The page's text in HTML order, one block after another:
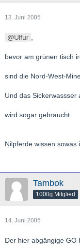
13. Juni 2005
Ulfur ,
bevor am grünen tisch
sind die Nord-West-
Und das Sickerwassser
wird sogar gebraucht.
Nilpferde wissen sowas
Tambok
1000g Mitglied
14. Juni 2005
Der hier abgängige GO